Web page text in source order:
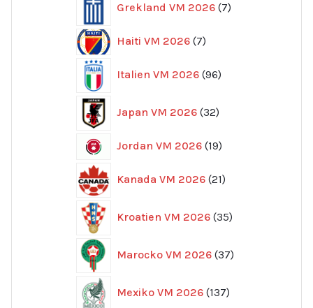
Grekland VM 2026 7
produkter
Haiti VM 2026 77
Italien VM 2026 96
produkter
Japan VM 2026 32
produkter
Jordan VM 2026 1919
Kanada VM 2026 21
produkter
Kroatien VM 2026 35
produkter
Marocko VM 2026 37
produkter
Mexiko VM 2026 137
produkter